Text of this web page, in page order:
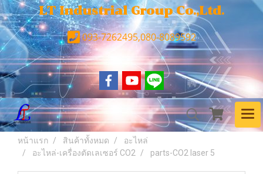
LT Industrial Group Co.,Ltd.
093-7262495,080-8089592
หน้าแรก สินค้าทั้งหมด
อะไหล่
อะไหล่-เครื่องตัดเลเซอร์ CO2
parts-CO2 laser 5